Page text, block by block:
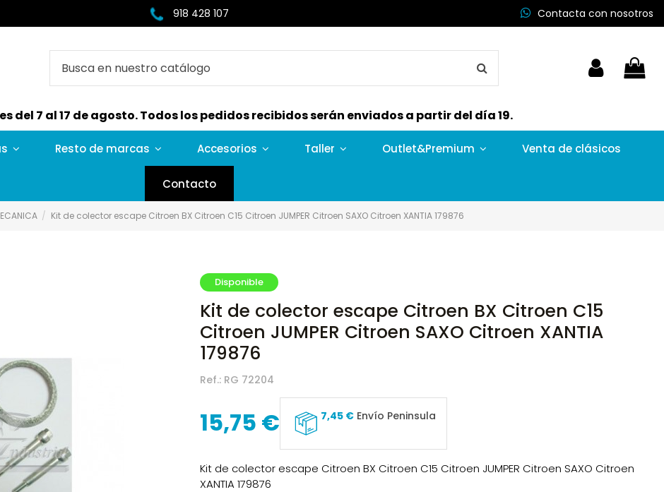
918 428 107 Contacta con nosotros
del 7 al 17 de agosto. Todos los pedidos recibidos serán enviados a partir del día 19.
Resto de marcas Accesorios Taller Outlet&Premium Venta de clásicos
Contacto
Kit de colector escape Citroen BX Citroen C15 Citroen JUMPER Citroen SAXO Citroen XANTIA 179876
Disponible
Kit de colector escape Citroen BX Citroen C15
Citroen JUMPER Citroen SAXO Citroen XANTIA
179876
Ref.: RG 72204
15,75 € 7,45 € Envío Peninsula
Kit de colector escape Citroen BX Citroen C15 Citroen JUMPER Citroen SAXO Citroen
XANTIA 179876